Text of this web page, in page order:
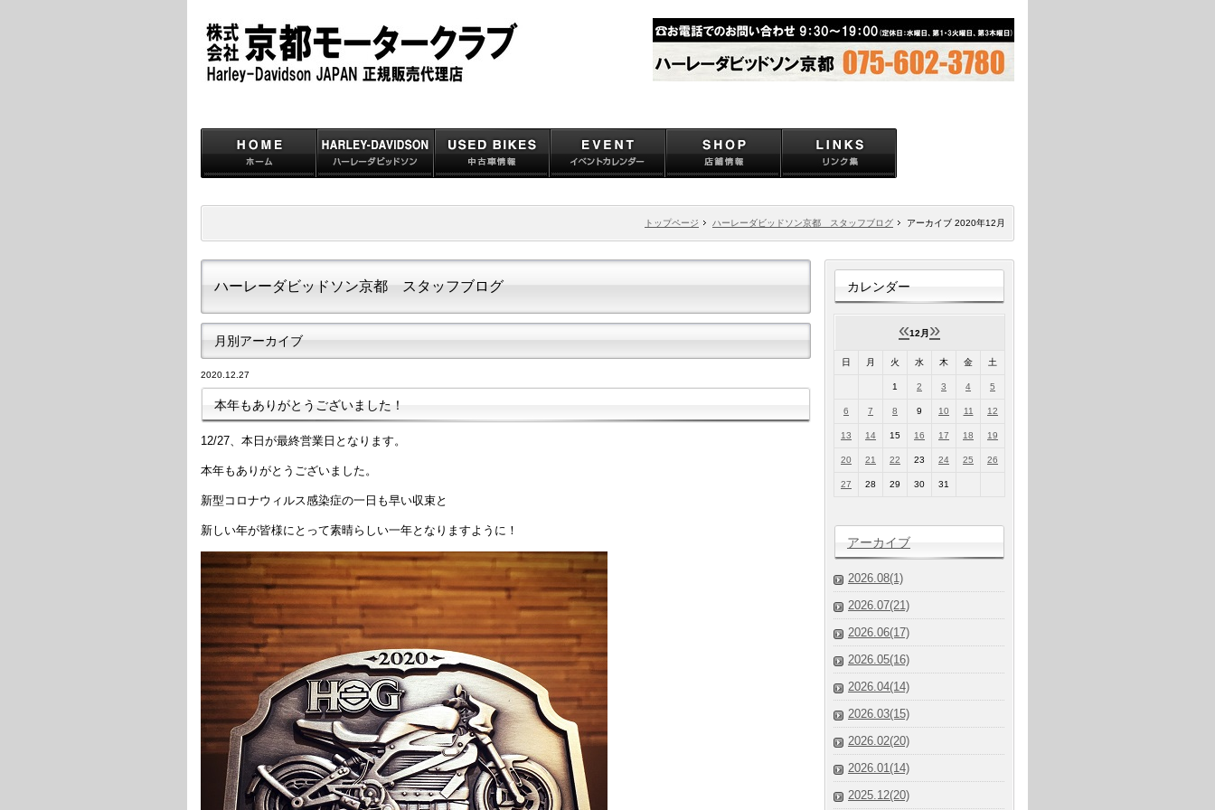
トップページ ハーレーダビッドソン京都 スタッフブログ アーカイブ 2020年12月
ハーレーダビッドソン京都 スタッフブログ
月別アーカイブ
2020.12.27
本年もありがとうございました！
12/27、本日が最終営業日となります。
本年もありがとうございました。
新型コロナウィルス感染症の一日も早い収束と
新しい年が皆様にとって素晴らしい一年となりますように！
カレンダー
«12月 »
日 月 火 水 木 金 土
1 2 3 4 5
6 7 8 9 10 11 12
13 14 15 16 17 18 19
20 21 22 23 24 25 26
27 28 29 30 31
アーカイブ
2026.08(1)
2026.07(21)
2026.06(17)
2026.05(16)
2026.04(14)
2026.03(15)
2026.02(20)
2026.01(14)
2025.12(20)